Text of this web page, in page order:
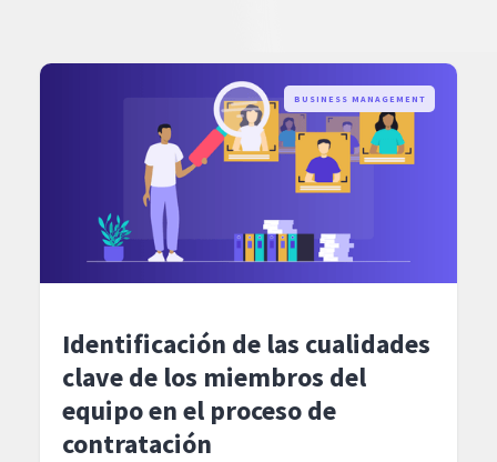
BUSINESS MANAGEMENT
Identificación de las cualidades
clave de los miembros del
equipo en el proceso de
contratación